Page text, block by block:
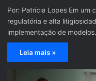
Por: Patricia Lopes Em um
regulatória e alta
implementação de
Leia mais »